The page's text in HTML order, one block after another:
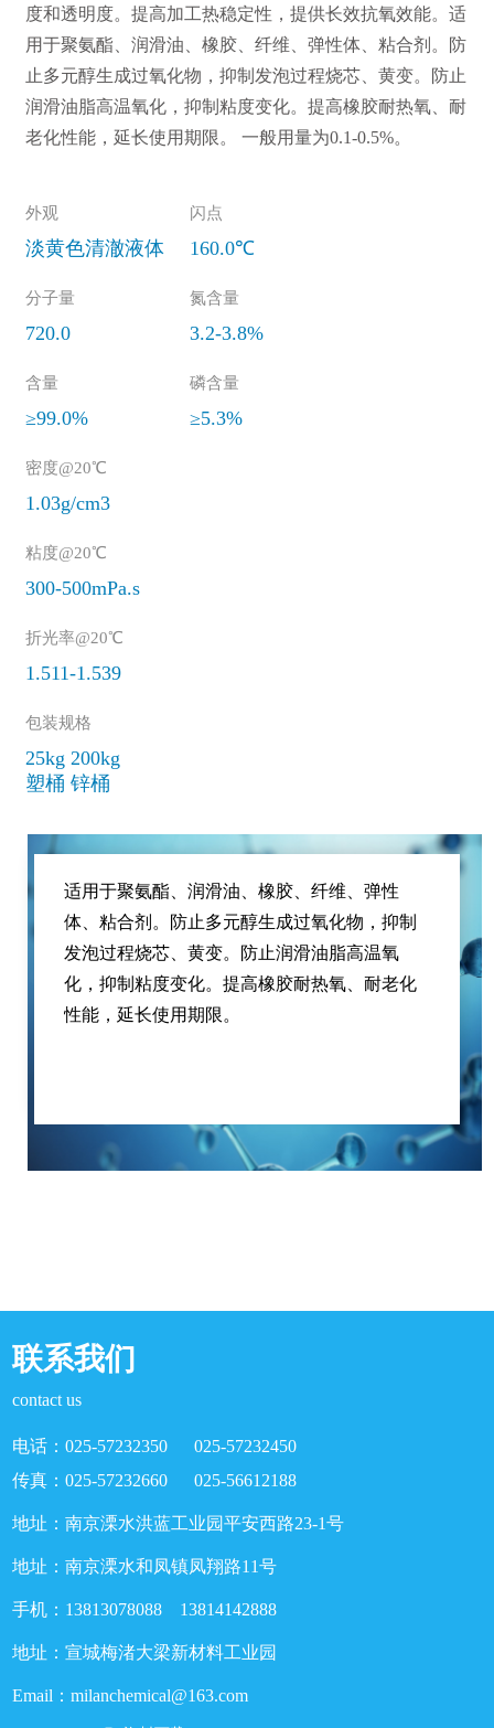
度和透明度。提高加工热稳定性，提供长效抗氧效能。适
用于聚氨酯、润滑油、橡胶、纤维、弹性体、粘合剂。防
止多元醇生成过氧化物，抑制发泡过程烧芯、黄变。防止
润滑油脂高温氧化，抑制粘度变化。提高橡胶耐热氧、耐
老化性能，延长使用期限。 一般用量为0.1-0.5%。
外观
淡黄色清澈液体
分子量
720.0
含量
≥99.0%
闪点
160.0℃
氮含量
3.2-3.8%
磷含量
≥5.3%
密度@20℃
1.03g/cm3
粘度@20℃
300-500mPa.s
折光率@20℃
1.511-1.539
包装规格
25kg 200kg
塑桶 锌桶
适用于聚氨酯、润滑油、橡胶、纤维、弹性
体、粘合剂。防止多元醇生成过氧化物，抑制
发泡过程烧芯、黄变。防止润滑油脂高温氧
化，抑制粘度变化。提高橡胶耐热氧、耐老化
性能，延长使用期限。
联系我们
contact us
电话：025-57232350 025-57232450
传真：025-57232660 025-56612188
地址：南京溧水洪蓝工业园平安西路23-1号
地址：南京溧水和凤镇凤翔路11号
手机：13813078088 13814142888
地址：宣城梅渚大梁新材料工业园
Email：milanchemical@163.com